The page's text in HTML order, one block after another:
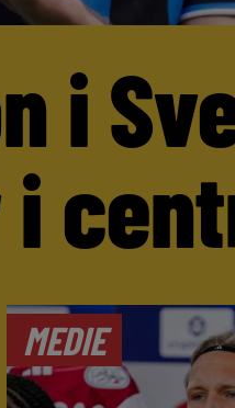
i
MEDIE